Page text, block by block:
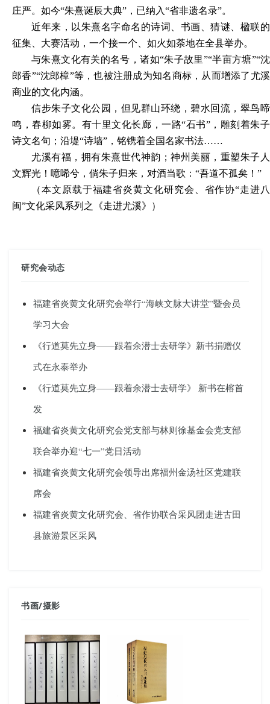
庄严。如今“朱熹诞辰大典”，已纳入“省非遗名录”。
近年来，以朱熹名字命名的诗词、书画、猜谜、楹联的
征集、大赛活动，一个接一个、如火如荼地在全县举办。
与朱熹文化有关的名号，诸如“朱子故里”“半亩方塘”“沈
郎香”“沈郎樟”等，也被注册成为知名商标，从而增添了尤溪
商业的文化内涵。
信步朱子文化公园，但见群山环绕，碧水回流，翠鸟啼
鸣，春柳如雾。有十里文化长廊，一路“石书”，雕刻着朱子
诗文名句；沿堤“诗墙”，铭镌着全国名家书法……
尤溪有福，拥有朱熹世代神韵；神州美丽，重塑朱子人
文辉光！噫唏兮，倘朱子归来，对酒当歌： “吾道不孤矣！”
（本文原载于福建省炎黄文化研究会、省作协“走进八
闽”文化采风系列之
《走进尤溪》 ）
研究会动态
福建省炎黄文化研究会举行“海峡文脉大讲堂”暨会员
学习大会
《行道莫先立身——跟着余潜士去研学》新书捐赠仪
式在永泰举办
《行道莫先立身——跟着余潜士去研学》 新书在榕首
发
福建省炎黄文化研究会党支部与林则徐基金会党支部
联合举办迎“七一”党日活动
福建省炎黄文化研究会领导出席福州金汤社区党建联
席会
福建省炎黄文化研究会、省作协联合采风团走进古田
县旅游景区采风
书画/摄影